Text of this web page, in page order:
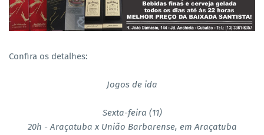
Confira os detalhes:
Jogos de ida
Sexta-feira (11)
20h - Araçatuba x União Barbarense, em Araçatuba